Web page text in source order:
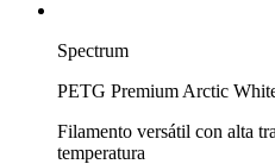
Spectrum
PETG Premium Arctic
Filamento versátil con alta
temperatura